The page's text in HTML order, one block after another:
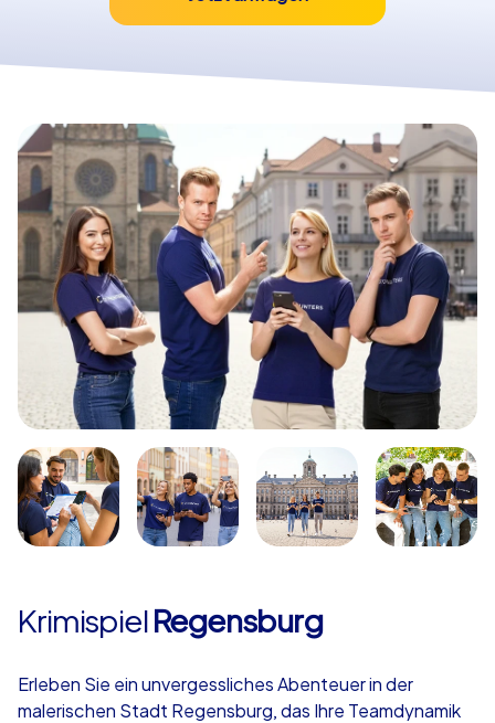
KrimispielRegensburg
Erleben Sie ein unvergessliches Abenteuer in der
malerischen Stadt Regensburg, das Ihre Teamdynamik